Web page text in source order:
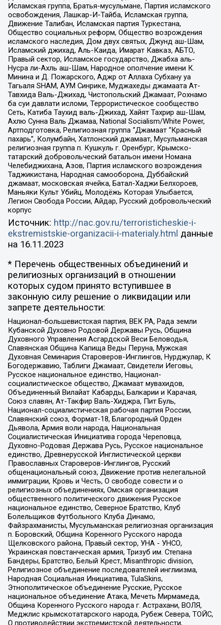
Исламская группа, Братья-мусульмане, Партия исламского
освобождения, Лашкар-И-Тайба, Исламская группа,
Движение Талибан, Исламская партия Туркестана,
Общество социальных реформ, Общество возрождения
исламского наследия, Дом двух святых, Джунд аш-Шам,
Исламский джихад, Аль-Каида, Имарат Кавказ, АБТО,
Правый сектор, Исламское государство, Джабха аль-
Нусра ли-Ахль аш-Шам, Народное ополчение имени К.
Минина и Д. Пожарского, Аджр от Аллаха Субхану уа
Тагьаля SHAM, АУМ Синрике, Муджахеды джамаата Ат-
Тавхида Валь-Джихад, Чистопольский Джамаат, Рохнамо
ба суи давлати исломи, Террористическое сообщество
Сеть, Катиба Таухид валь-Джихад, Хайят Тахрир аш-Шам,
Ахлю Сунна Валь Джамаа, National Socialism/White Power,
Артподготовка, Религиозная группа “Джамаат “Красный
пахарь”, Колумбайн, Хатлонский джамаат, Мусульманская
религиозная группа п. Кушкуль г. Оренбург, Крымско-
татарский добровольческий батальон имени Номана
Челебиджихана, Азов, Партия исламского возрождения
Таджикистана, Народная самооборона, Дуббайский
джамаат, московская ячейка, Батал-Хаджи Белхороев,
Маньяки Культ Убийц, Молодёжь Которая Улыбается,
Легион Свобода России, Айдар, Русский добровольческий
корпус
Источник: http://nac.gov.ru/terroristicheskie-i-
ekstremistskie-organizacii-i-materialy.html данные
на 16.11.2023
* Перечень общественных объединений и
религиозных организаций в отношении
которых судом принято вступившее в
законную силу решение о ликвидации или
запрете деятельности:
Национал-большевистская партия, ВЕК РА, Рада земли
Кубанской Духовно Родовой Державы Русь, Община
Духовного Управления Асгардской Веси Беловодья,
Славянская Община Капища Веды Перуна, Мужская
Духовная Семинария Староверов-Инглингов, Нурджулар, К
Богодержавию, Таблиги Джамаат, Свидетели Иеговы,
Русское национальное единство, Национал-
социалистическое общество, Джамаат мувахидов,
Объединенный Вилайат Кабарды, Балкарии и Карачая,
Союз славян, Ат-Такфир Валь-Хиджра, Пит Буль,
Национал-социалистическая рабочая партия России,
Славянский союз, Формат-18, Благородный Орден
Дьявола, Армия воли народа, Национальная
Социалистическая Инициатива города Череповца,
Духовно-Родовая Держава Русь, Русское национальное
единство, Древнерусской Инглистической церкви
Православных Староверов-Инглингов, Русский
общенациональный союз, Движение против нелегальной
иммиграции, Кровь и Честь, О свободе совести и о
религиозных объединениях, Омская организация
общественного политического движения Русское
национальное единство, Северное Братство, Клуб
Болельщиков Футбольного Клуба Динамо,
Файзрахманисты, Мусульманская религиозная организация
п. Боровский, Община Коренного Русского народа
Щелковского района, Правый сектор, УНА - УНСО,
Украинская повстанческая армия, Тризуб им. Степана
Бандеры, Братство, Белый Крест, Misanthropic division,
Религиозное объединение последователей инглиизма,
Народная Социальная Инициатива, TulaSkins,
Этнополитическое объединение Русские, Русское
национальное объединение Атака, Мечеть Мирмамеда,
Община Коренного Русского народа г. Астрахани, ВОЛЯ,
Меджлис крымскотатарского народа, Рубеж Севера, ТОЙС,
О противодействии экстремистской деятельности,